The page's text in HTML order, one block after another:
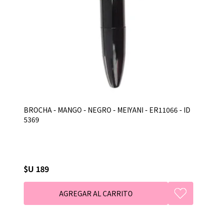
BROCHA - MANGO - NEGRO - MEIYANI - ER11066 - ID
5369
$U 189